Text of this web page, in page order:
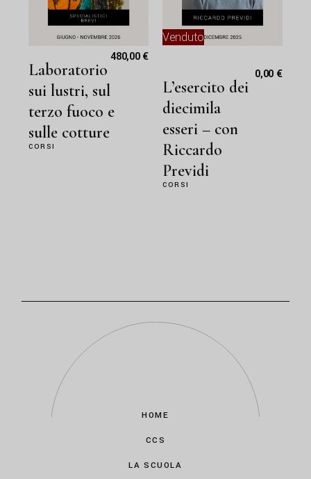
Laboratorio
sui lustri, sul
terzo fuoco e
sulle cotture
CORSI
480,00€
Venduto
L’esercito dei
diecimila
esseri – con
Riccardo
Previdi
CORSI
0,00 €
HOME
CCS
LA SCUOLA